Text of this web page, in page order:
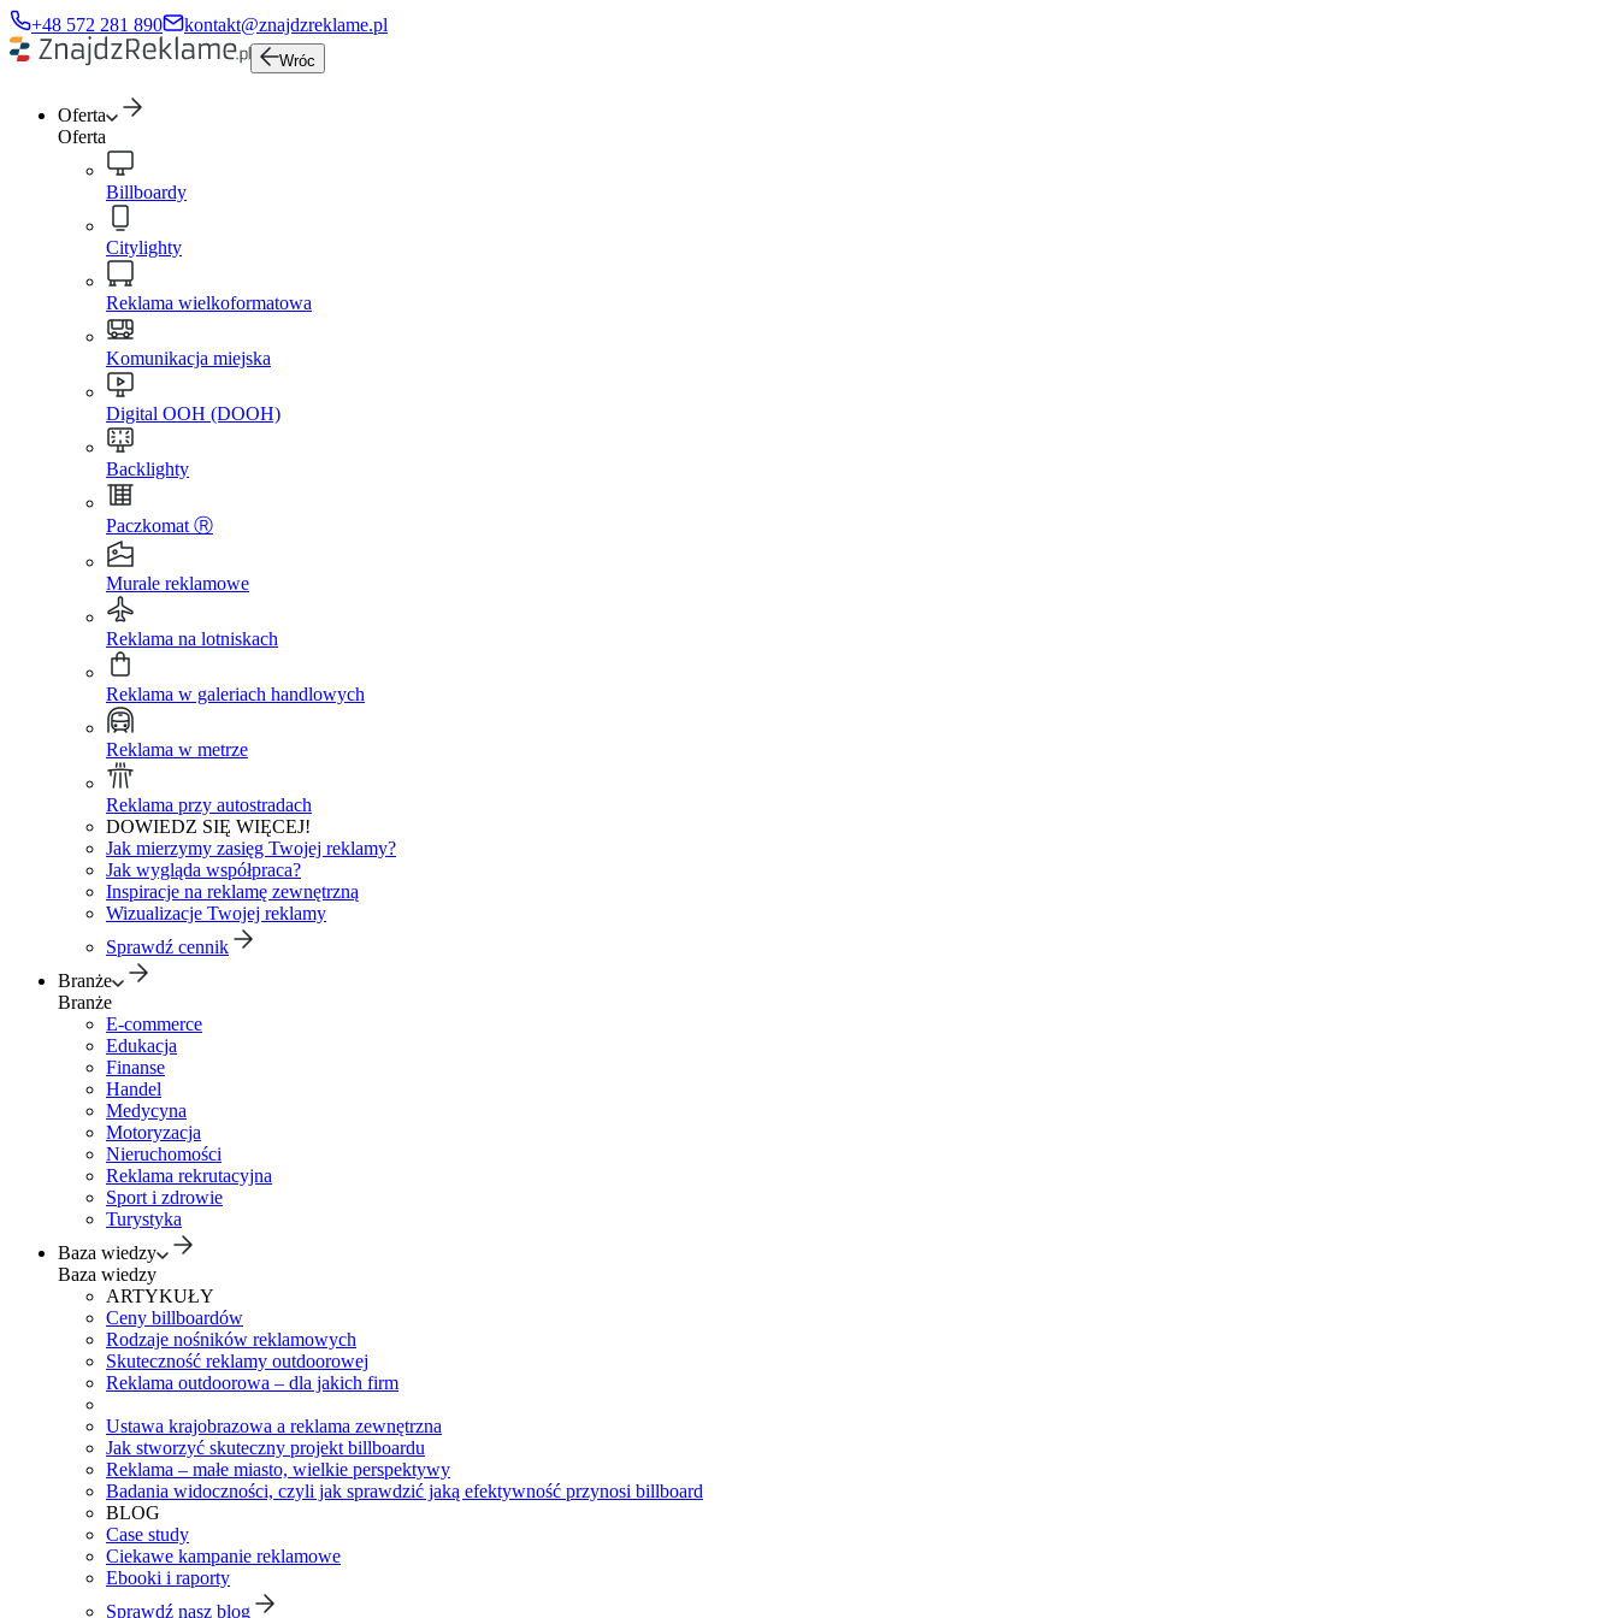
+48 572 281 890 kontakt@znajdzreklame.pl
Wróc
Oferta
Oferta
Billboardy
Citylighty
Reklama wielkoformatowa
Komunikacja miejska
Digital OOH (DOOH)
Backlighty
Paczkomat Ⓡ
Murale reklamowe
Reklama na lotniskach
Reklama w galeriach handlowych
Reklama w metrze
Reklama przy autostradach
DOWIEDZ SIĘ WIĘCEJ!
Jak mierzymy zasięg Twojej reklamy?
Jak wygląda współpraca?
Inspiracje na reklamę zewnętrzną
Wizualizacje Twojej reklamy
Sprawdź cennik
Branże
Branże
E-commerce
Edukacja
Finanse
Handel
Medycyna
Motoryzacja
Nieruchomości
Reklama rekrutacyjna
Sport i zdrowie
Turystyka
Baza wiedzy
Baza wiedzy
ARTYKUŁY
Ceny billboardów
Rodzaje nośników reklamowych
Skuteczność reklamy outdoorowej
Reklama outdoorowa – dla jakich firm
Ustawa krajobrazowa a reklama zewnętrzna
Jak stworzyć skuteczny projekt billboardu
Reklama – małe miasto, wielkie perspektywy
Badania widoczności, czyli jak sprawdzić jaką efektywność przynosi billboard
BLOG
Case study
Ciekawe kampanie reklamowe
Ebooki i raporty
Sprawdź nasz blog